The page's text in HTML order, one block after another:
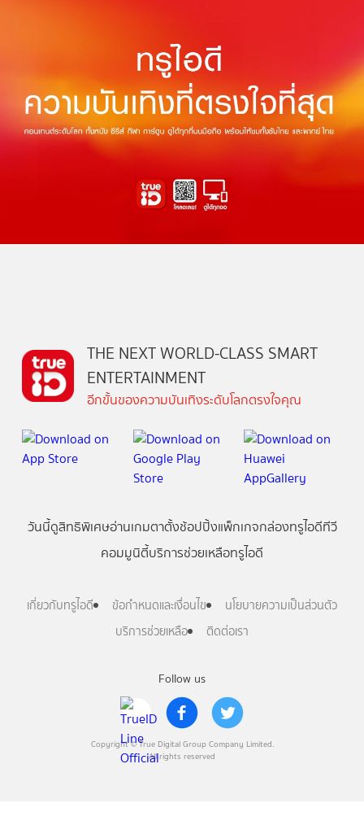
Follow us
Copyright © True Digital Group Company Limited.
All rights reserved
THE NEXT WORLD-CLASS SMART
ENTERTAINMENT
อีกขั้นของความบันเทิงระดับโลกตรงใจคุณ
วันนี้ดูสิทธิพิเศษอ่านเกมตาตั้งช้อปปิ้งแพ็กเกจกล่องทรูไอดีทีวี
คอมมูนิตี้บริการช่วยเหลือทรูไอดี
เกี่ยวกับทรูไอดี ข้อกำหนดและเงื่อนไข
นโยบายความเป็นส่วนตัว
บริการช่วยเหลือ
ติดต่อเรา